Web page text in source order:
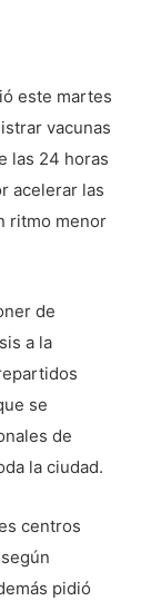
este martes
vacunas
las 24 horas
acelerar las
ritmo menor
de
a la
se
de
la ciudad.
centros
pidió